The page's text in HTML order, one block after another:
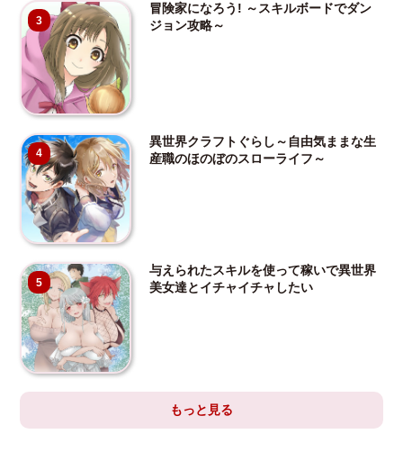
3
冒険家になろう! ～スキルボードでダン
ジョン攻略～
4
異世界クラフトぐらし～自由気ままな生
産職のほのぼのスローライフ～
5
与えられたスキルを使って稼いで異世界
美女達とイチャイチャしたい
もっと見る